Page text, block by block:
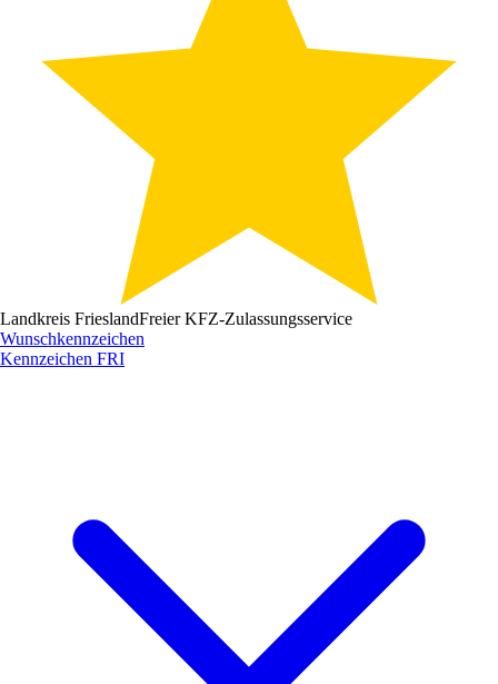
Landkreis FrieslandFreier KFZ-Zulassungsservice
Wunschkennzeichen
Kennzeichen FRI